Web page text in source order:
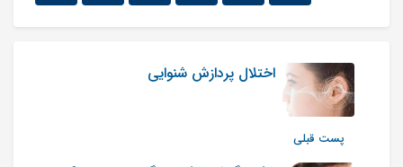
پست قبلی
اختلال پردازش شنوایی